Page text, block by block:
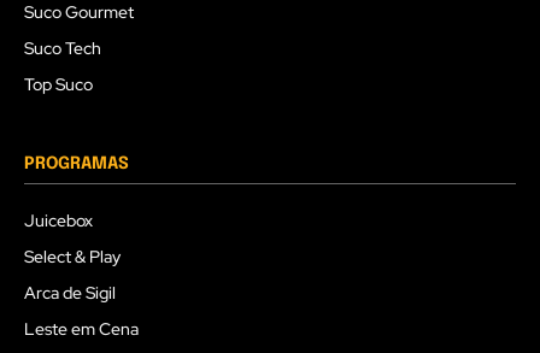
Suco Gourmet
Suco Tech
Top Suco
PROGRAMAS
Juicebox
Select & Play
Arca de Sigil
Leste em Cena